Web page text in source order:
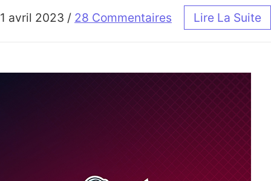
1 avril 2023 / 28 Commentaires Lire La Suite